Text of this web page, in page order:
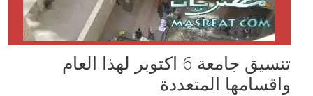
تنسيق جامعة 6 اكتوبر لهذا العام
واقسامها المتعددة